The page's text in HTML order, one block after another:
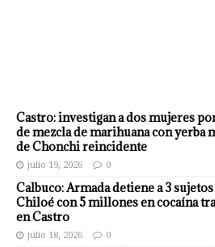
Castro: investigan a dos mujeres
de mezcla de marihuana con yerba
de Chonchi reincidente
julio 19, 2026 0
Calbuco: Armada detiene a 3
Chiloé con 5 millones en cocaína
en Castro
julio 18, 2026 0